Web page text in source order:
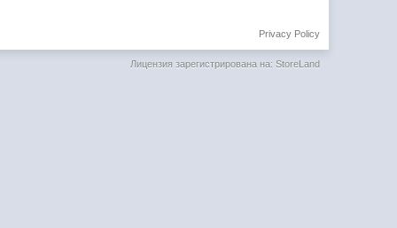
Privacy Policy
Лицензия зарегистрирована на: StoreLand